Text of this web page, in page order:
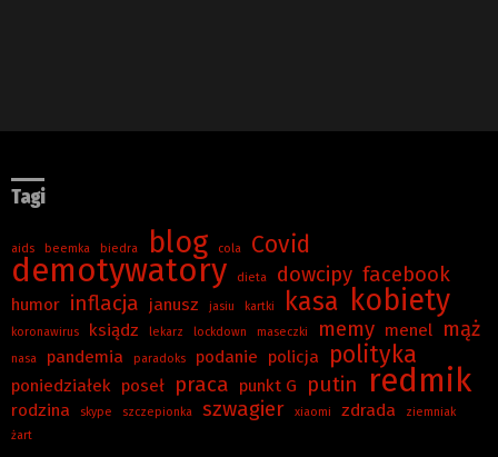
Tagi
aids beemka biedra blog cola Covid
demotywatory dieta dowcipy facebook
humor inflacja janusz jasiu kartki kasa kobiety
koronawirus ksiądz lekarz lockdown maseczki memy menel mąż
nasa pandemia paradoks podanie policja polityka
poniedziałek poseł praca punkt G putin redmik
rodzina skype szczepionka szwagier xiaomi zdrada
ziemniak
żart